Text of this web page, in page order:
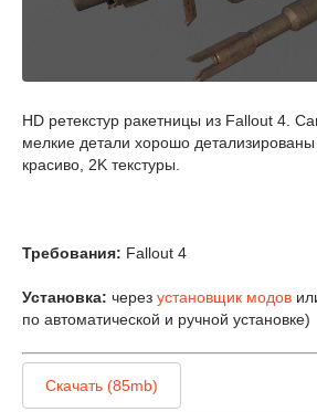
HD ретекстур ракетницы из Fallout 4.
мелкие детали хорошо детализированы
красиво, 2K текстуры.
Требования: Fallout 4
Установка: через установщик модов
по автоматической и ручной установке)
Скачать (85mb)